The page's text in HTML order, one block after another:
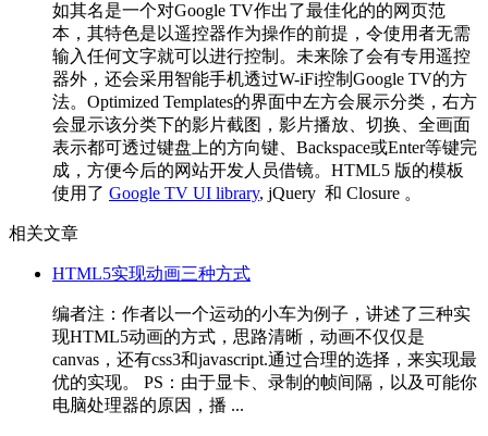
如其名是一个对Google TV作出了最佳化的的网页范
本，其特色是以遥控器作为操作的前提，令使用者无需
输入任何文字就可以进行控制。未来除了会有专用遥控
器外，还会采用智能手机透过W-iFi控制Google TV的方
法。Optimized Templates的界面中左方会展示分类，右方
会显示该分类下的影片截图，影片播放、切换、全画面
表示都可透过键盘上的方向键、Backspace或Enter等键完
成，方便今后的网站开发人员借镜。HTML5 版的模板
使用了 Google TV UI library, jQuery 和 Closure 。
相关文章
HTML5实现动画三种方式
编者注：作者以一个运动的小车为例子，讲述了三种实
现HTML5动画的方式，思路清晰，动画不仅仅是
canvas，还有css3和javascript.通过合理的选择，来实现最
优的实现。 PS：由于显卡、录制的帧间隔，以及可能你
电脑处理器的原因，播 ...